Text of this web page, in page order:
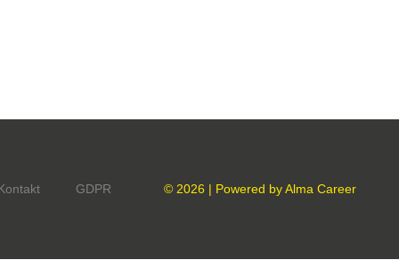
GDPR © 2026 | Powered byAlma Career